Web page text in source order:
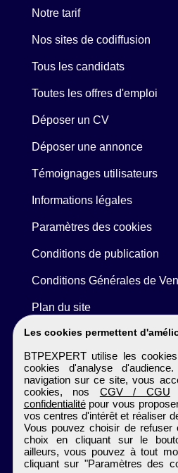
Les cookies permettent
BTPEXPERT utilise les
cookies d'analyse
navigation sur ce site, vous
cookies, nos CGV / CGU
confidentialitépour vous
vos centres d'intérêt et réaliser
Vous pouvez choisir de refuser
choix en cliquant sur le
ailleurs, vous pouvez à tout
cliquant sur "Paramètres des
Notre tarif
Nos sites de codiffusion
Tous les candidats
Toutes les offres d'emploi
Déposer un CV
Déposer une annonce
Témoignages utilisateurs
Informations légales
Paramètres des cookies
Conditions de publication
Conditions Générales de
Plan du site